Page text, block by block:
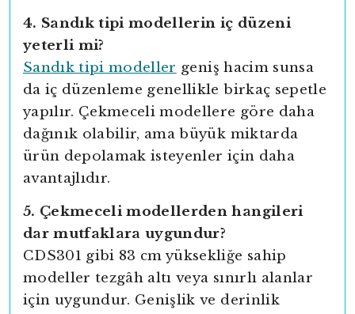
4. Sandık tipi modellerin iç düzeni
yeterli mi?
Sandık tipi modeller geniş hacim sunsa
da iç düzenleme genellikle birkaç sepetle
yapılır. Çekmeceli modellere göre daha
dağınık olabilir, ama büyük miktarda
ürün depolamak isteyenler için daha
avantajlıdır.
5. Çekmeceli modellerden hangileri
dar mutfaklara uygundur?
CDS301 gibi 83 cm yüksekliğe sahip
modeller tezgâh altı veya sınırlı alanlar
için uygundur. Genişlik ve derinlik